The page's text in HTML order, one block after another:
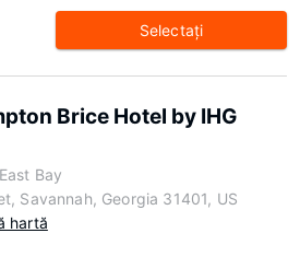
Selectaţi
Brice Hotel by IHG
Bay
Savannah, Georgia 31401, US
hartă